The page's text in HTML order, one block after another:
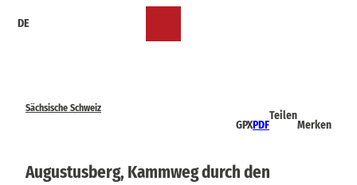
DE
Sächsische Schweiz
GPXPDF
Teilen
Merken
Augustusberg, Kammweg durch den